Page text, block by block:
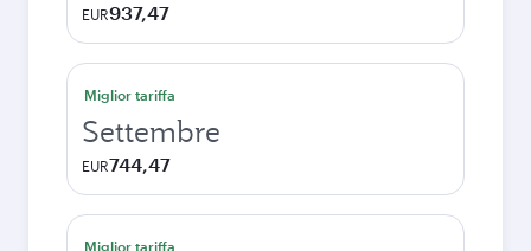
EUR937,47
Miglior tariffa
Settembre
EUR744,47
Miglior tariffa